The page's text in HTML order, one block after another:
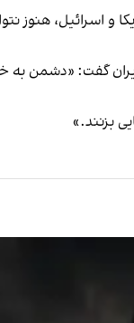
اسرائیل، هنوز
گفت: «دشمن به
بزنند.»